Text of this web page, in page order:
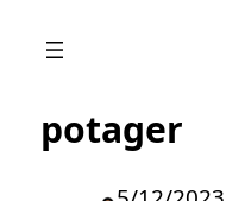
potager